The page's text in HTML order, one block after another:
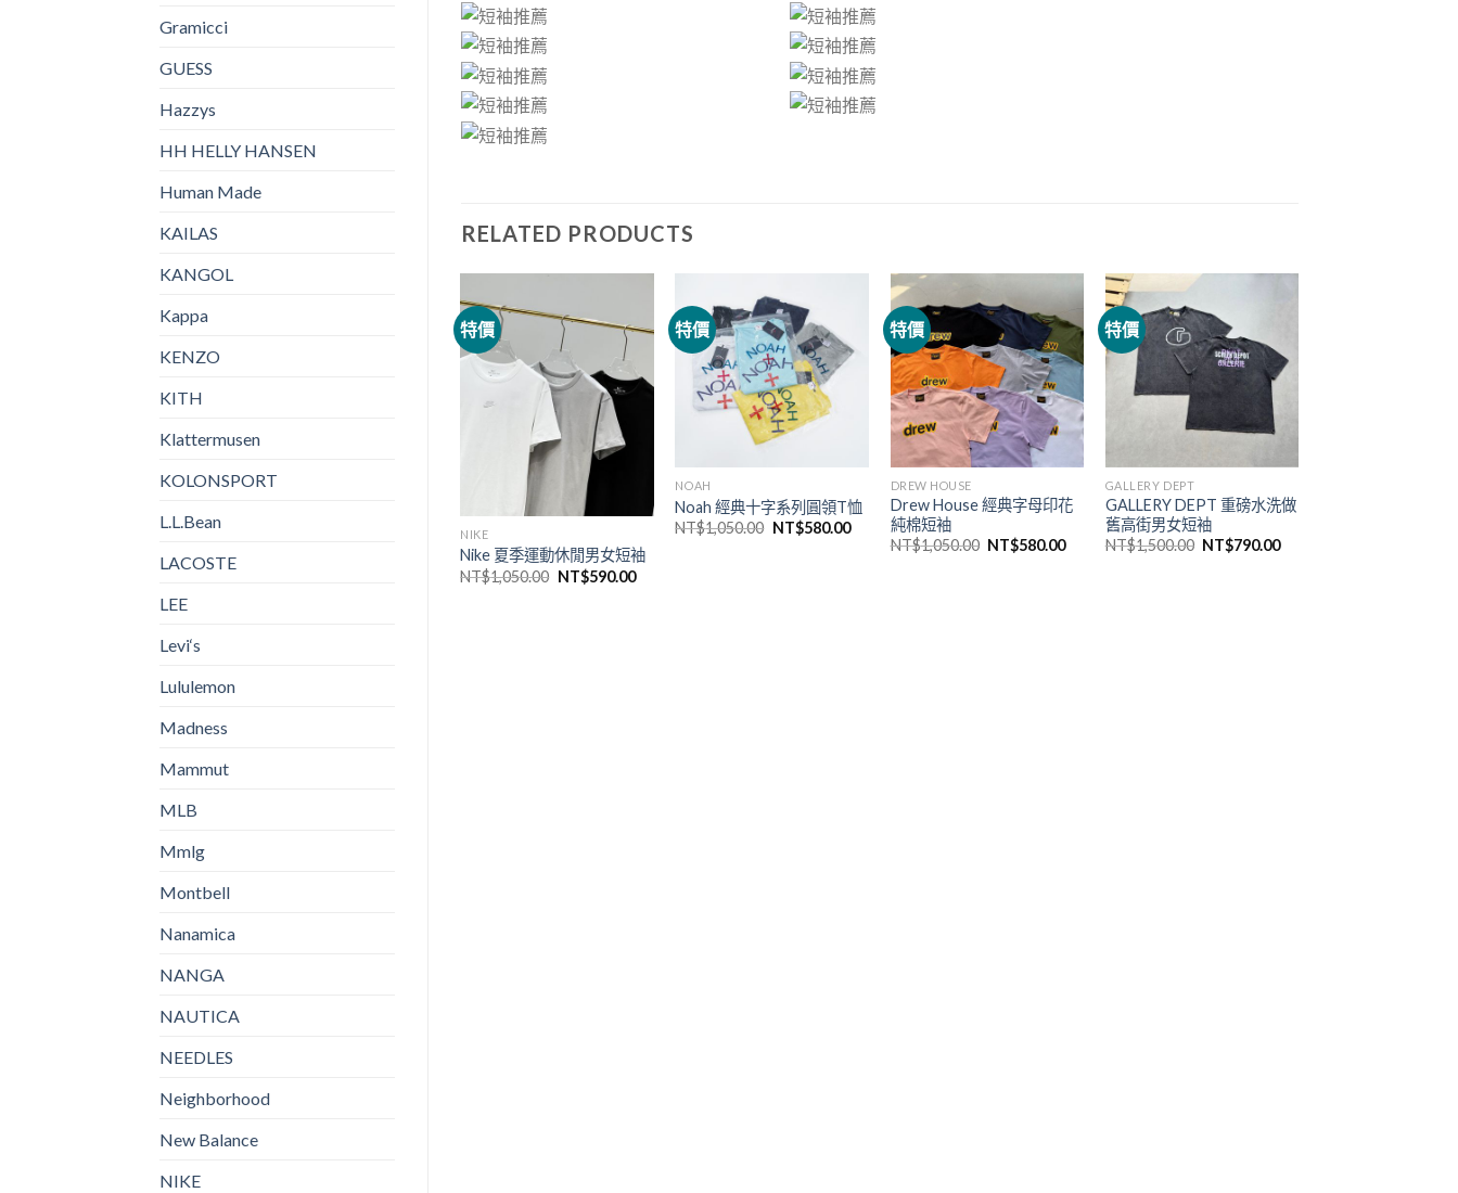
RELATED PRODUCTS
特價
NIKE
Nike 夏季運動休閒男女短袖
NT$1,050.00 NT$590.00
特價
NOAH
Noah 經典十字系列圓領T恤
NT$1,050.00 NT$580.00
特價
DREW HOUSE
Drew House 經典字母印花
純棉短袖
NT$1,050.00 NT$580.00
特價
GALLERY DEPT
GALLERY DEPT 重磅水洗做
舊高街男女短袖
NT$1,500.00 NT$790.00
Gramicci
GUESS
Hazzys
HH HELLY HANSEN
Human Made
KAILAS
KANGOL
Kappa
KENZO
KITH
Klattermusen
KOLONSPORT
L.L.Bean
LACOSTE
LEE
Levi‘s
Lululemon
Madness
Mammut
MLB
Mmlg
Montbell
Nanamica
NANGA
NAUTICA
NEEDLES
Neighborhood
New Balance
NIKE